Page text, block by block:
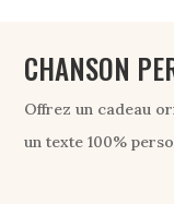
CHANSON
Offrez un cadeau
un texte 100%